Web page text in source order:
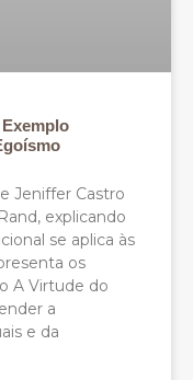
Jeniffer Castro
explicando
se aplica às
os
A Virtude do
a
e da